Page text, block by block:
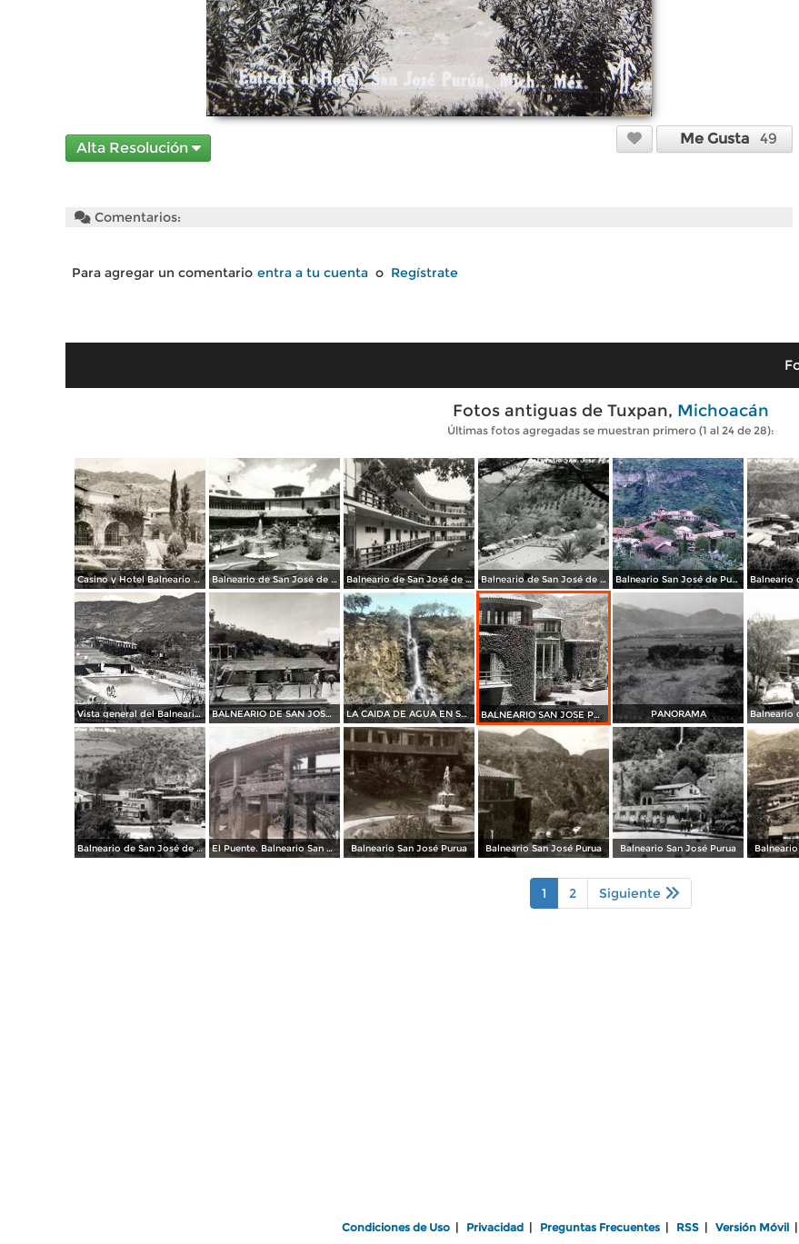
Alta Resolución
Me Gusta 49
Comentarios:
Para agregar un comentario entra a tu cuenta o Regístrate
Fotos antiguas de Tuxpan, Michoacán
Últimas fotos agregadas se muestran primero (1 al 24 de 28):
Casino y Hotel Balneario de San José de Purúa Balneario de San José de Purúa Balneario de San José de Purúa Balneario de San José de Purúa Balneario San José de Purúa (1958)
Vista general del Balneario de San Jose Porrua BALNEARIO DE SAN JOSE PURUA LA CAIDA DE AGUA EN SAN JOSE PURUA BALNEARIO SAN JOSE PORRUA PANORAMA
Balneario de San José de Purúa El Puente. Balneario San José Purua Balneario San José Purua Balneario San José Purua Balneario San José Purua
1 2 Siguiente
Condiciones de Uso Privacidad Preguntas Frecuentes RSS Versión Móvil